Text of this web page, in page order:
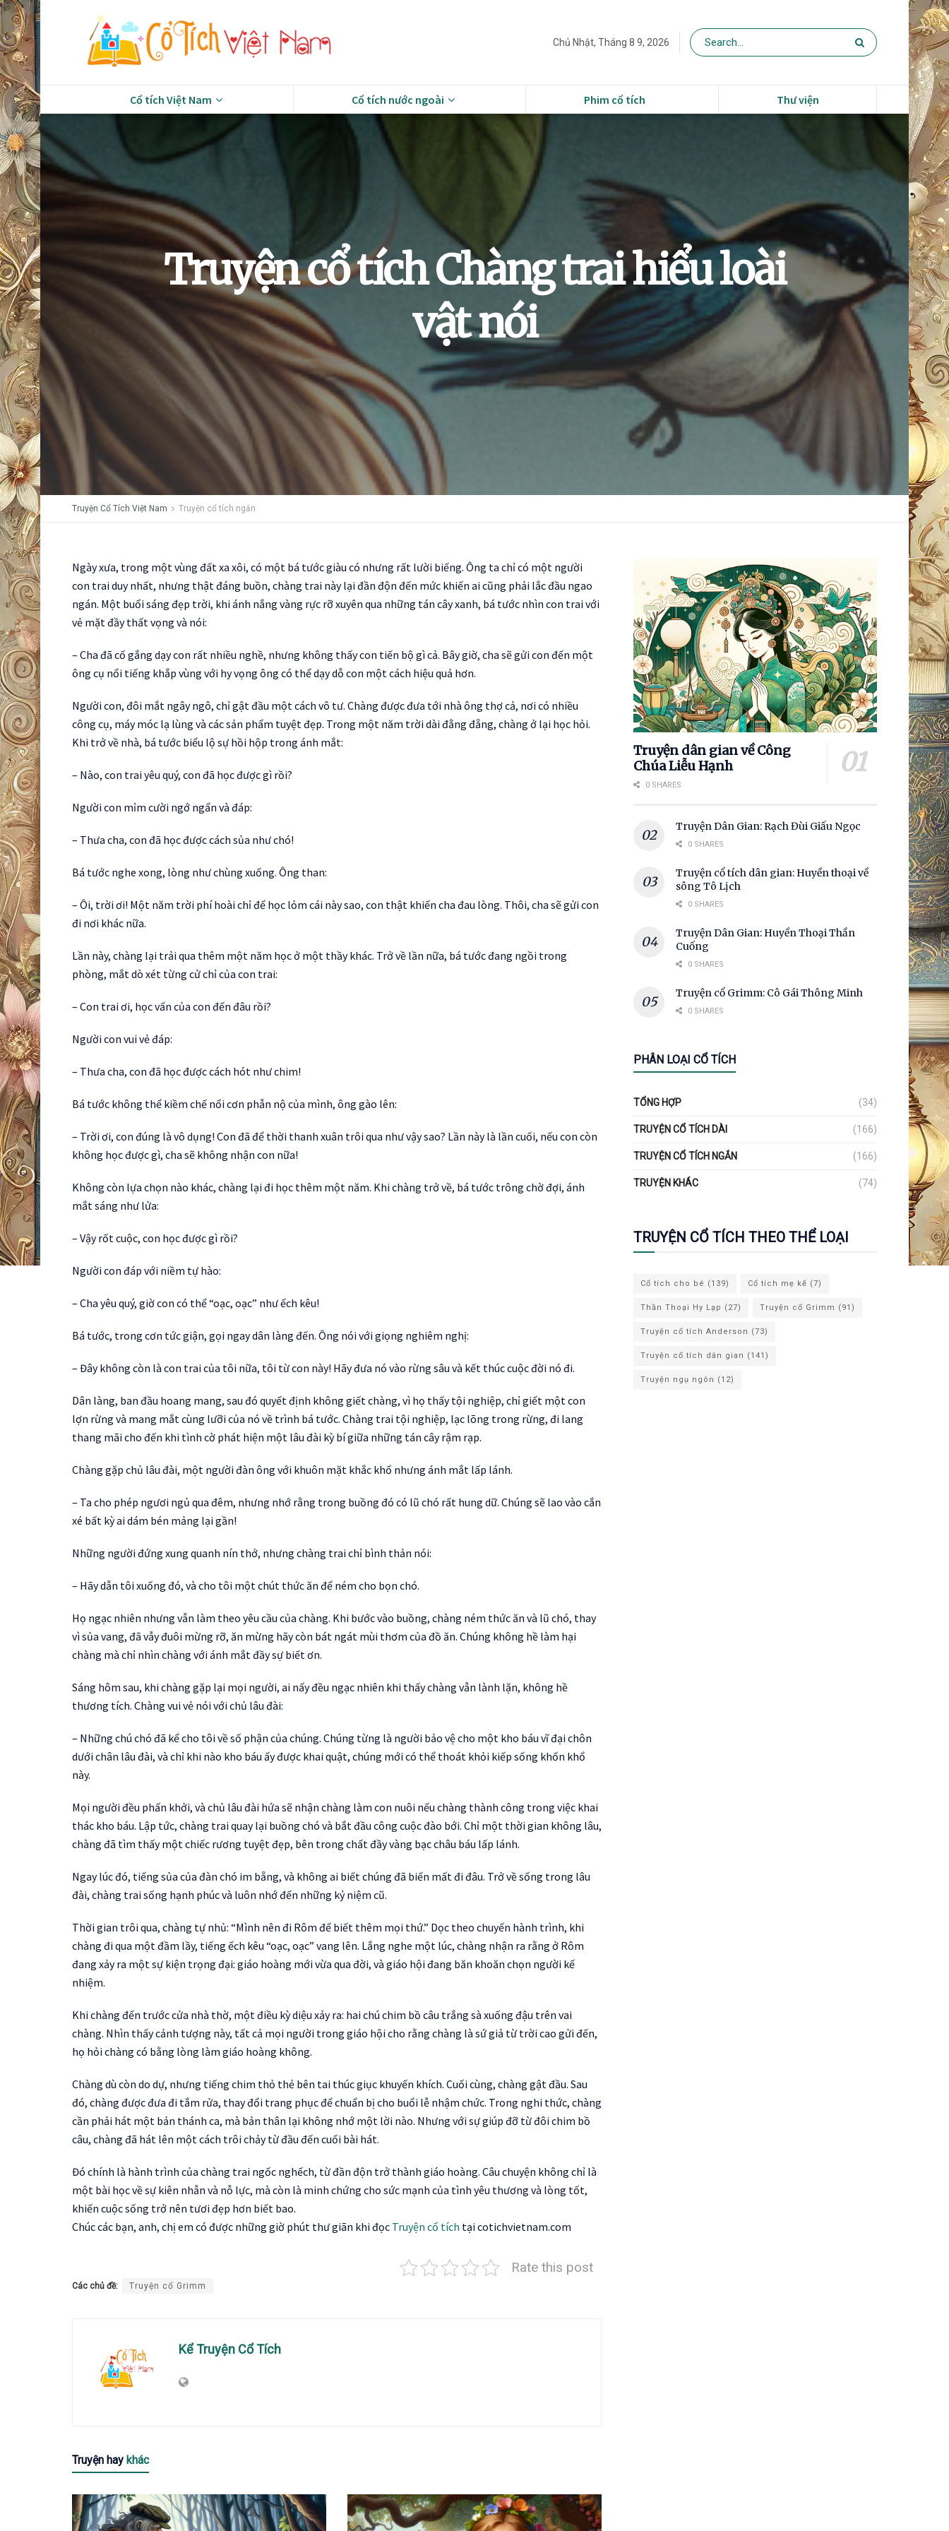
Chủ Nhật, Tháng 8 9, 2026
Cổ tích Việt Nam Cổ tích nước ngoài Phim cổ tích Thư viện
Truyện cổ tích Chàng trai hiểu loài
vật nói
Truyện Cổ Tích Việt Nam Truyện cổ tích ngắn
Ngày xưa, trong một vùng đất xa xôi, có một bá tước giàu có nhưng rất lười biếng. Ông ta chỉ có một người
con trai duy nhất, nhưng thật đáng buồn, chàng trai này lại đần độn đến mức khiến ai cũng phải lắc đầu ngao
ngán. Một buổi sáng đẹp trời, khi ánh nắng vàng rực rỡ xuyên qua những tán cây xanh, bá tước nhìn con trai với
vẻ mặt đầy thất vọng và nói:
– Cha đã cố gắng dạy con rất nhiều nghề, nhưng không thấy con tiến bộ gì cả. Bây giờ, cha sẽ gửi con đến một
ông cụ nổi tiếng khắp vùng với hy vọng ông có thể dạy dỗ con một cách hiệu quả hơn.
Người con, đôi mắt ngây ngô, chỉ gật đầu một cách vô tư. Chàng được đưa tới nhà ông thợ cả, nơi có nhiều
công cụ, máy móc lạ lùng và các sản phẩm tuyệt đẹp. Trong một năm trời dài đằng đẵng, chàng ở lại học hỏi.
Khi trở về nhà, bá tước biểu lộ sự hồi hộp trong ánh mắt:
– Nào, con trai yêu quý, con đã học được gì rồi?
Người con mỉm cười ngớ ngẩn và đáp:
– Thưa cha, con đã học được cách sủa như chó!
Bá tước nghe xong, lòng như chùng xuống. Ông than:
– Ôi, trời ơi! Một năm trời phí hoài chỉ để học lỏm cái này sao, con thật khiến cha đau lòng. Thôi, cha sẽ gửi con
đi nơi khác nữa.
Lần này, chàng lại trải qua thêm một năm học ở một thầy khác. Trở về lần nữa, bá tước đang ngồi trong
phòng, mắt dò xét từng cử chỉ của con trai:
– Con trai ơi, học vấn của con đến đâu rồi?
Người con vui vẻ đáp:
– Thưa cha, con đã học được cách hót như chim!
Bá tước không thể kiềm chế nổi cơn phẫn nộ của mình, ông gào lên:
– Trời ơi, con đúng là vô dụng! Con đã để thời thanh xuân trôi qua như vậy sao? Lần này là lần cuối, nếu con còn
không học được gì, cha sẽ không nhận con nữa!
Không còn lựa chọn nào khác, chàng lại đi học thêm một năm. Khi chàng trở về, bá tước trông chờ đợi, ánh
mắt sáng như lửa:
– Vậy rốt cuộc, con học được gì rồi?
Người con đáp với niềm tự hào:
– Cha yêu quý, giờ con có thể “oạc, oạc” như ếch kêu!
Bá tước, trong cơn tức giận, gọi ngay dân làng đến. Ông nói với giọng nghiêm nghị:
– Đây không còn là con trai của tôi nữa, tôi từ con này! Hãy đưa nó vào rừng sâu và kết thúc cuộc đời nó đi.
Dân làng, ban đầu hoang mang, sau đó quyết định không giết chàng, vì họ thấy tội nghiệp, chỉ giết một con
lợn rừng và mang mắt cùng lưỡi của nó về trình bá tước. Chàng trai tội nghiệp, lạc lõng trong rừng, đi lang
thang mãi cho đến khi tình cờ phát hiện một lâu đài kỳ bí giữa những tán cây rậm rạp.
Chàng gặp chủ lâu đài, một người đàn ông với khuôn mặt khắc khổ nhưng ánh mắt lấp lánh.
– Ta cho phép ngươi ngủ qua đêm, nhưng nhớ rằng trong buồng đó có lũ chó rất hung dữ. Chúng sẽ lao vào cắn
xé bất kỳ ai dám bén mảng lại gần!
Những người đứng xung quanh nín thở, nhưng chàng trai chỉ bình thản nói:
– Hãy dẫn tôi xuống đó, và cho tôi một chút thức ăn để ném cho bọn chó.
Họ ngạc nhiên nhưng vẫn làm theo yêu cầu của chàng. Khi bước vào buồng, chàng ném thức ăn và lũ chó, thay
vì sủa vang, đã vẫy đuôi mừng rỡ, ăn mừng hãy còn bát ngát mùi thơm của đồ ăn. Chúng không hề làm hại
chàng mà chỉ nhìn chàng với ánh mắt đầy sự biết ơn.
Sáng hôm sau, khi chàng gặp lại mọi người, ai nấy đều ngạc nhiên khi thấy chàng vẫn lành lặn, không hề
thương tích. Chàng vui vẻ nói với chủ lâu đài:
– Những chú chó đã kể cho tôi về số phận của chúng. Chúng từng là người bảo vệ cho một kho báu vĩ đại chôn
dưới chân lâu đài, và chỉ khi nào kho báu ấy được khai quật, chúng mới có thể thoát khỏi kiếp sống khốn khổ
này.
Mọi người đều phấn khởi, và chủ lâu đài hứa sẽ nhận chàng làm con nuôi nếu chàng thành công trong việc khai
thác kho báu. Lập tức, chàng trai quay lại buồng chó và bắt đầu công cuộc đào bới. Chỉ một thời gian không lâu,
chàng đã tìm thấy một chiếc rương tuyệt đẹp, bên trong chất đầy vàng bạc châu báu lấp lánh.
Ngay lúc đó, tiếng sủa của đàn chó im bẵng, và không ai biết chúng đã biến mất đi đâu. Trở về sống trong lâu
đài, chàng trai sống hạnh phúc và luôn nhớ đến những kỷ niệm cũ.
Thời gian trôi qua, chàng tự nhủ: “Mình nên đi Rôm để biết thêm mọi thứ.” Dọc theo chuyến hành trình, khi
chàng đi qua một đầm lầy, tiếng ếch kêu “oạc, oạc” vang lên. Lắng nghe một lúc, chàng nhận ra rằng ở Rôm
đang xảy ra một sự kiện trọng đại: giáo hoàng mới vừa qua đời, và giáo hội đang băn khoăn chọn người kế
nhiệm.
Khi chàng đến trước cửa nhà thờ, một điều kỳ diệu xảy ra: hai chú chim bồ câu trắng sà xuống đậu trên vai
chàng. Nhìn thấy cảnh tượng này, tất cả mọi người trong giáo hội cho rằng chàng là sứ giả từ trời cao gửi đến,
họ hỏi chàng có bằng lòng làm giáo hoàng không.
Chàng dù còn do dự, nhưng tiếng chim thỏ thẻ bên tai thúc giục khuyến khích. Cuối cùng, chàng gật đầu. Sau
đó, chàng được đưa đi tắm rửa, thay đổi trang phục để chuẩn bị cho buổi lễ nhậm chức. Trong nghi thức, chàng
cần phải hát một bản thánh ca, mà bản thân lại không nhớ một lời nào. Nhưng với sự giúp đỡ từ đôi chim bồ
câu, chàng đã hát lên một cách trôi chảy từ đầu đến cuối bài hát.
Đó chính là hành trình của chàng trai ngốc nghếch, từ đần độn trở thành giáo hoàng. Câu chuyện không chỉ là
một bài học về sự kiên nhẫn và nỗ lực, mà còn là minh chứng cho sức mạnh của tình yêu thương và lòng tốt,
khiến cuộc sống trở nên tươi đẹp hơn biết bao.
Chúc các bạn, anh, chị em có được những giờ phút thư giãn khi đọc Truyện cổ tích tại cotichvietnam.com
Rate this post
Các chủ đề: Truyện cổ Grimm
Kể Truyện Cổ Tích
Truyện hay khác
Truyện dân gian về Công
Chúa Liễu Hạnh
0 SHARES
Truyện Dân Gian: Rạch Đùi Giấu Ngọc
0 SHARES
Truyện cổ tích dân gian: Huyền thoại về
sông Tô Lịch
0 SHARES
Truyện Dân Gian: Huyền Thoại Thần
Cuống
0 SHARES
Truyện cổ Grimm: Cô Gái Thông Minh
0 SHARES
PHÂN LOẠI CỔ TÍCH
TỔNG HỢP (34)
TRUYỆN CỔ TÍCH DÀI (166)
TRUYỆN CỔ TÍCH NGẮN (166)
TRUYỆN KHÁC (74)
TRUYỆN CỔ TÍCH THEO THỂ LOẠI
Cổ tích cho bé (139) Cổ tích mẹ kế (7)
Thần Thoại Hy Lạp (27) Truyện cổ Grimm (91)
Truyện cổ tích Anderson (73)
Truyện cổ tích dân gian (141)
Truyện ngụ ngôn (12)